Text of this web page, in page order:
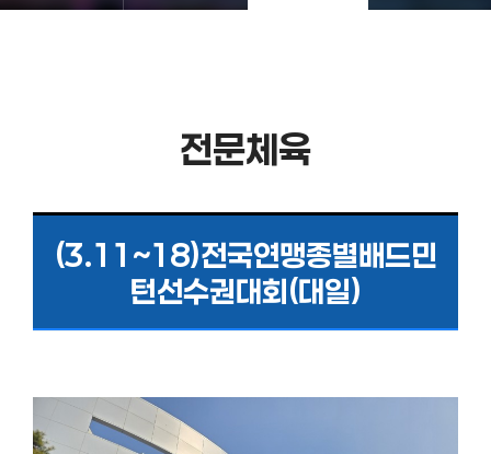
전문체육
(3.11~18)전국연맹종별배드민
턴선수권대회(대일)